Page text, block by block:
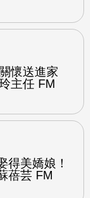
懷送進家
主任 FM
得美嬌娘！
蓓芸 FM